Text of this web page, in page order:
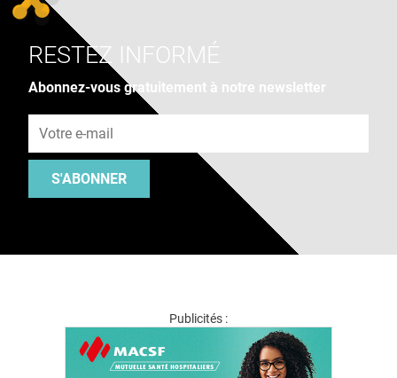
RESTEZ INFORMÉ
Abonnez-vous gratuitement à notre newsletter
S'ABONNER
Publicités :